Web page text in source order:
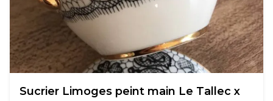
Sucrier Limoges peint main Le Tallec x